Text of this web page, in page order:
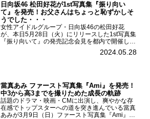
日向坂46 松田好花が1st写真集『振り向い
て』を発売！お父さんはちょっと恥ずかしそ
うでした・・・
女性アイドルグループ・日向坂46の松田好花
が、本日5月28日（火）にリリースした1st写真集
『振り向いて』の発売記念会見を都内で開催し
た。日向坂46 松田好花1st写真集『振り向いて』
発売記念会見写真集では日向坂46の松田好花を
2024.05.28
當真あみ ファースト写真集『Ami』を発売！
中3から高3までを撮りためた成長の軌跡
話題のドラマ・映画・CMに出演し、爽やかな存
在感でトップスターへの道を突き進んでいる當真
あみが3月9日（日）ファースト写真集『Ami』